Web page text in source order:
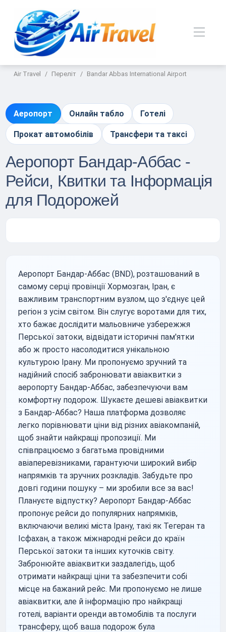
Air Travel Переліт Bandar Abbas International Airport
Аеропорт Онлайн табло Готелі
Прокат автомобілів Трансфери та таксі
Аеропорт Бандар-Аббас -
Рейси, Квитки та Інформація
для Подорожей
Аеропорт Бандар-Аббас (BND), розташований в
самому серці провінції Хормозган, Іран, є
важливим транспортним вузлом, що з'єднує цей
регіон з усім світом. Він слугує воротами для тих,
хто бажає дослідити мальовниче узбережжя
Перської затоки, відвідати історичні пам'ятки
або ж просто насолодитися унікальною
культурою Ірану. Ми пропонуємо зручний та
надійний спосіб забронювати авіаквитки з
аеропорту Бандар-Аббас, забезпечуючи вам
комфортну подорож. Шукаєте дешеві авіаквитки
з Бандар-Аббас? Наша платформа дозволяє
легко порівнювати ціни від різних авіакомпаній,
щоб знайти найкращі пропозиції. Ми
співпрацюємо з багатьма провідними
авіаперевізниками, гарантуючи широкий вибір
напрямків та зручних розкладів. Забудьте про
довгі години пошуку – ми зробили все за вас!
Плануєте відпустку? Аеропорт Бандар-Аббас
пропонує рейси до популярних напрямків,
включаючи великі міста Ірану, такі як Тегеран та
Ісфахан, а також міжнародні рейси до країн
Перської затоки та інших куточків світу.
Забронюйте авіаквитки заздалегідь, щоб
отримати найкращі ціни та забезпечити собі
місце на бажаний рейс. Ми пропонуємо не лише
авіаквитки, але й інформацію про найкращі
готелі, варіанти оренди автомобілів та послуги
трансферу, щоб ваша подорож була